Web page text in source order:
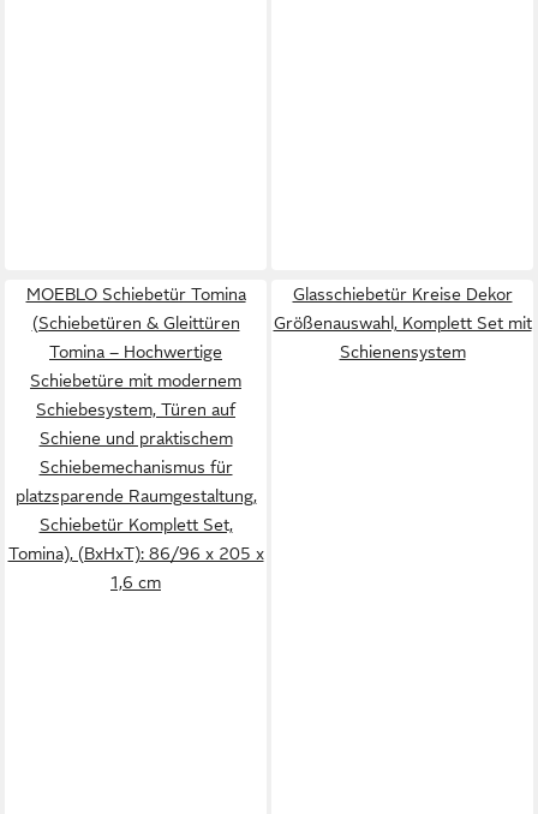
MOEBLO Schiebetür Tomina
(Schiebetüren & Gleittüren
Tomina – Hochwertige
Schiebetüre mit modernem
Schiebesystem, Türen auf
Schiene und praktischem
Schiebemechanismus für
platzsparende Raumgestaltung,
Schiebetür Komplett Set,
Tomina), (BxHxT): 86/96 x 205 x
1,6 cm
Glasschiebetür Kreise Dekor
Größenauswahl, Komplett Set mit
Schienensystem